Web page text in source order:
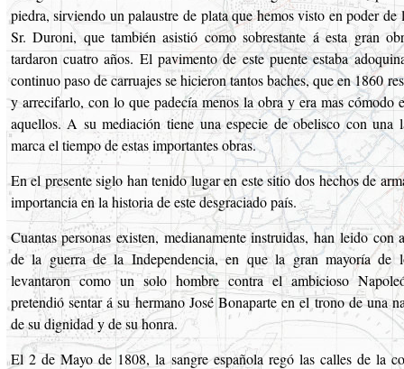
piedra, sirviendo un palaustre de plata que hemos visto en poder de
Sr. Duroni, que también asistió como sobrestante á esta gran
tardaron cuatro años. El pavimento de este puente estaba
continuo paso de carruajes se hicieron tantos baches, que en 1860
y arrecifarlo, con lo que padecía menos la obra y era mas cómodo
aquellos. A su mediación tiene una especie de obelisco con una
marca el tiempo de estas importantes obras.
En el presente siglo han tenido lugar en este sitio dos hechos de
importancia en la historia de este desgraciado país.
Cuantas personas existen, medianamente instruidas, han leido con
de la guerra de la Independencia, en que la gran mayoría de
levantaron como un solo hombre contra el ambicioso
pretendió sentar á su hermano José Bonaparte en el trono de una
de su dignidad y de su honra.
El 2 de Mayo de 1808, la sangre española regó las calles de la